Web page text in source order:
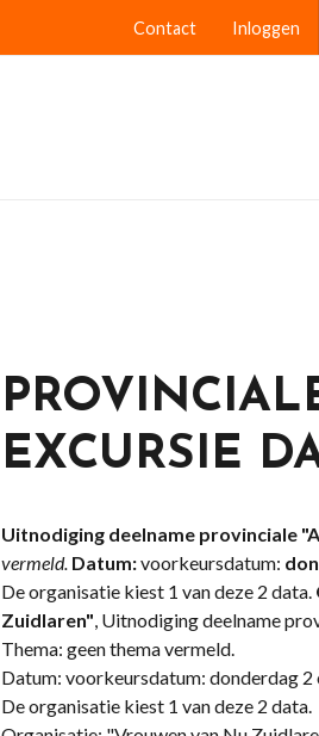
Contact Inloggen
EXCURSIE
Uitnodiging deelname provinciale
vermeld. Datum:voorkeursdatum:
De organisatie kiest 1 van deze 2 data.
Zuidlaren", Uitnodiging deelname
Thema: geen thema vermeld.
Datum: voorkeursdatum: donderdag
De organisatie kiest 1 van deze 2 data.